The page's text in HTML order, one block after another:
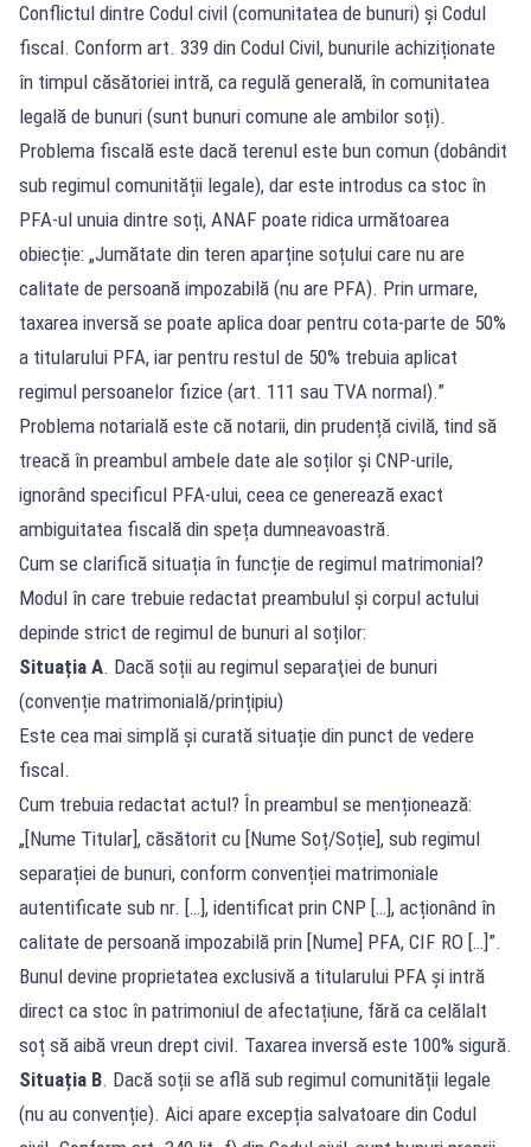
Conflictul dintre Codul civil (comunitatea de bunuri) și Codul
fiscal. Conform art. 339 din Codul Civil, bunurile achiziționate
în timpul căsătoriei intră, ca regulă generală, în comunitatea
legală de bunuri (sunt bunuri comune ale ambilor soți).
Problema fiscală este dacă terenul este bun comun (dobândit
sub regimul comunității legale), dar este introdus ca stoc în
PFA-ul unuia dintre soți, ANAF poate ridica următoarea
obiecție: „Jumătate din teren aparține soțului care nu are
calitate de persoană impozabilă (nu are PFA). Prin urmare,
taxarea inversă se poate aplica doar pentru cota-parte de 50%
a titularului PFA, iar pentru restul de 50% trebuia aplicat
regimul persoanelor fizice (art. 111 sau TVA normal).”
Problema notarială este că notarii, din prudență civilă, tind să
treacă în preambul ambele date ale soților și CNP-urile,
ignorând specificul PFA-ului, ceea ce generează exact
ambiguitatea fiscală din speța dumneavoastră.
Cum se clarifică situația în funcție de regimul matrimonial?
Modul în care trebuie redactat preambulul și corpul actului
depinde strict de regimul de bunuri al soților:
Situația A. Dacă soții au regimul separaţiei de bunuri
(convenție matrimonială/prințipiu)
Este cea mai simplă și curată situație din punct de vedere
fiscal.
Cum trebuia redactat actul? În preambul se menționează:
„[Nume Titular], căsătorit cu [Nume Soț/Soție], sub regimul
separației de bunuri, conform convenției matrimoniale
autentificate sub nr. […], identificat prin CNP […], acționând în
calitate de persoană impozabilă prin [Nume] PFA, CIF RO […]”.
Bunul devine proprietatea exclusivă a titularului PFA și intră
direct ca stoc în patrimoniul de afectațiune, fără ca celălalt
soț să aibă vreun drept civil. Taxarea inversă este 100% sigură.
Situația B. Dacă soții se află sub regimul comunității legale
(nu au convenție). Aici apare excepția salvatoare din Codul